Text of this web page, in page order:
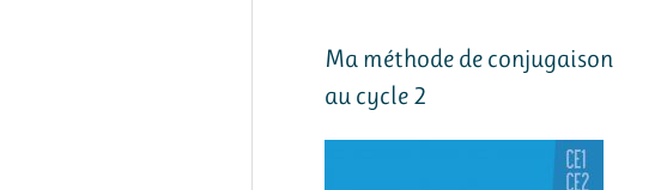
Ma méthode de conjugaison
au cycle 2